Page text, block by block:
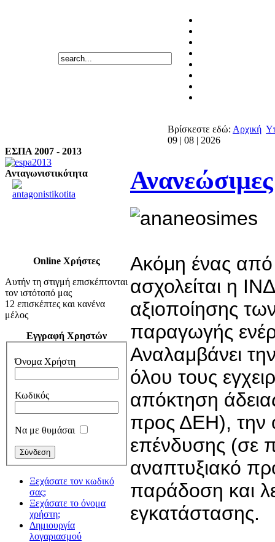
Βρίσκεστε εδώ: Αρχική
09 | 08 | 2026
ΕΣΠΑ 2007 - 2013
Ανταγωνιστικότητα
Online Χρήστες
Αυτήν τη στιγμή επισκέπτονται
τον ιστότοπό μας
12 επισκέπτες και κανένα
μέλος
Εγγραφή Χρηστών
Όνομα Χρήστη
Κωδικός
Να με θυμάσαι
Ξεχάσατε τον κωδικό
σας;
Ξεχάσατε το όνομα
χρήστη;
Δημιουργία
λογαριασμού
Ακόμη ένας
ασχολείται η
αξιοποίησης
παραγωγής
Αναλαμβάνει
όλου τους
απόκτηση
προς ΔΕΗ), την
επένδυσης (σε
αναπτυξιακό
παράδοση και
εγκατάστασης.